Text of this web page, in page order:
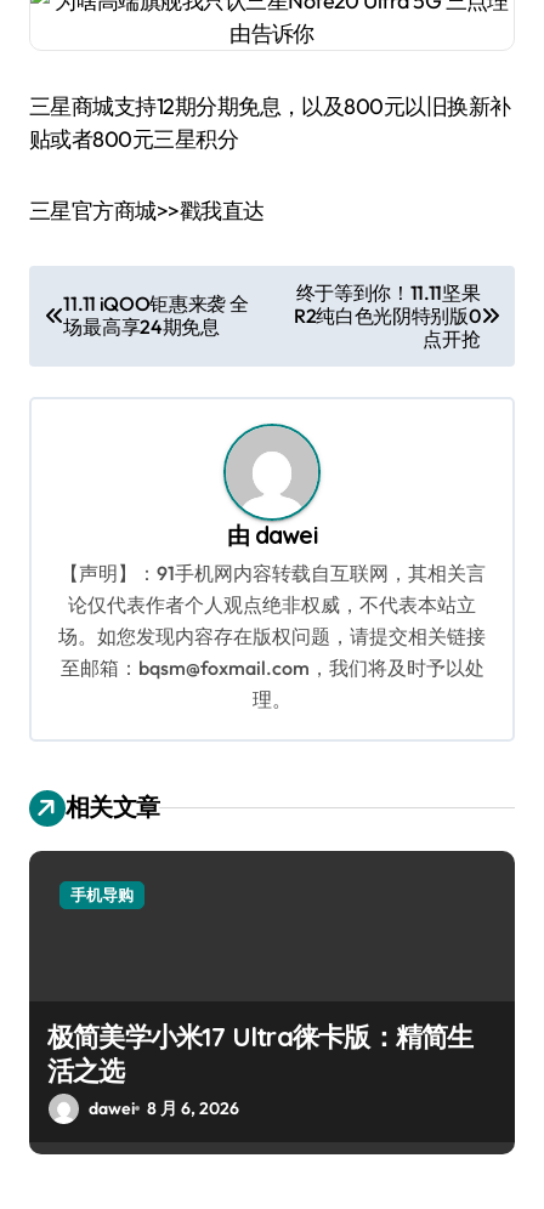
三星商城支持12期分期免息，以及800元以旧换新补
贴或者800元三星积分
三星官方商城>>戳我直达
章
导
航
11.11 iQOO钜惠来袭 全
场最高享24期免息
终于等到你！11.11坚果
R2纯白色光阴特别版0
点开抢
由 dawei
【声明】：91手机网内容转载自互联网，其相关言
论仅代表作者个人观点绝非权威，不代表本站立
场。如您发现内容存在版权问题，请提交相关链接
至邮箱：bqsm@foxmail.com，我们将及时予以处
理。
相关文章
手机导购
极简美学小米17 Ultra徕卡版：精简生
活之选
dawei 8 月 6, 2026